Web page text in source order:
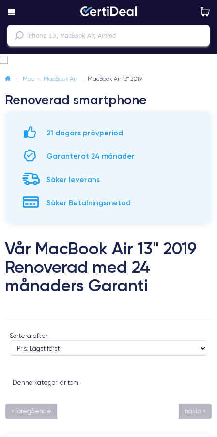
— Mac — MacBook Air — MacBook Air 13" 2019
Renoverad smartphone
21 dagars prövperiod
Garanterat 24 månader
Säker leverans
Säker Betalningsmetod
Vår MacBook Air 13" 2019
Renoverad med 24
månaders Garanti
Sortera efter
Denna kategori är tom.
« föregående nästa »